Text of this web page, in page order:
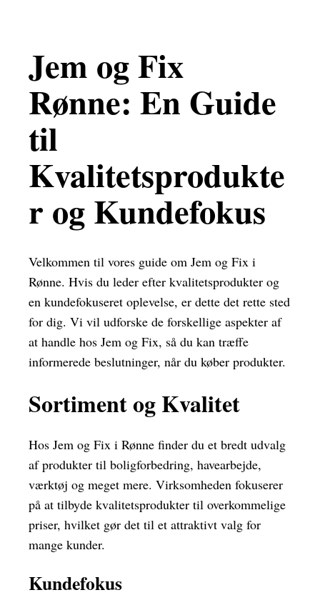
Jem og Fix
Rønne: En Guide
til
Kvalitetsprodukte
r og Kundefokus
Velkommen til vores guide om Jem og Fix i
Rønne. Hvis du leder efter kvalitetsprodukter og
en kundefokuseret oplevelse, er dette det rette sted
for dig. Vi vil udforske de forskellige aspekter af
at handle hos Jem og Fix, så du kan træffe
informerede beslutninger, når du køber produkter.
Sortiment og Kvalitet
Hos Jem og Fix i Rønne finder du et bredt udvalg
af produkter til boligforbedring, havearbejde,
værktøj og meget mere. Virksomheden fokuserer
på at tilbyde kvalitetsprodukter til overkommelige
priser, hvilket gør det til et attraktivt valg for
mange kunder.
Kundefokus